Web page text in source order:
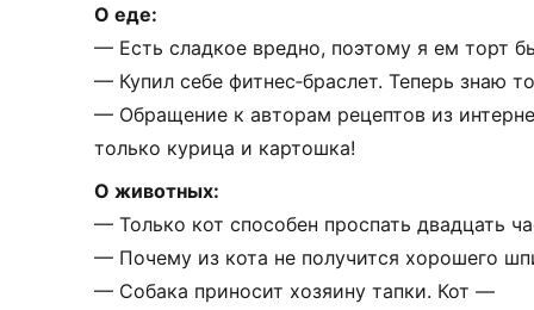
О еде:
— Есть сладкое вредно, поэтому я ем торт
— Купил себе фитнес‑браслет. Теперь знаю
— Обращение к авторам рецептов из
только курица и картошка!
О животных:
— Только кот способен проспать двадцать
— Почему из кота не получится хорошего
— Собака приносит хозяину тапки. Кот —